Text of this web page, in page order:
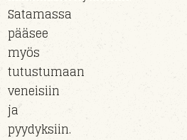
Satamassa
pääsee
myös
tutustumaan
veneisiin
ja
pyydyksiin.